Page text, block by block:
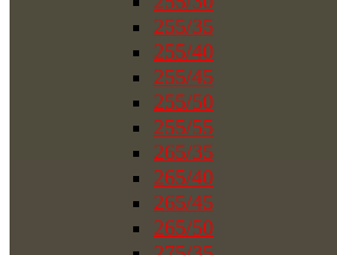
255/35
255/40
255/45
255/50
255/55
265/35
265/40
265/45
265/50